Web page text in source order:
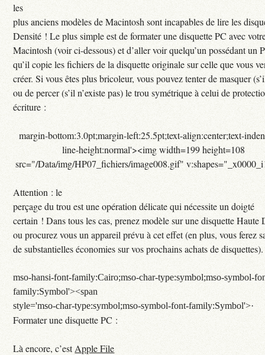
les
plus anciens modèles de Macintosh sont incapables de lire les
Densité ! Le plus simple est de formater une disquette PC avec
Macintosh (voir ci-dessous) et d’aller voir quelqu’un possédant un
qu’il copie les fichiers de la disquette originale sur celle que vous
créer. Si vous êtes plus bricoleur, vous pouvez tenter de masquer
ou de percer (s’il n’existe pas) le trou symétrique à celui de
écriture :
margin-bottom:3.0pt;margin-left:25.5pt;text-align:center;text-
line-height:normal'><img width=199 height=108
src="/Data/img/HP07_fichiers/image008.gif"
Attention : le
perçage du trou est une opération délicate qui nécessite un doigté
certain ! Dans tous les cas, prenez modèle sur une disquette Haute
ou procurez vous un appareil prévu à cet effet (en plus, vous ferez
de substantielles économies sur vos prochains achats de disquettes).
mso-hansi-font-family:Cairo;mso-char-type:symbol;mso-symbol-
family:Symbol'><span
style='mso-char-type:symbol;mso-symbol-font-family:Symbol'>·
Formater une disquette PC :
Là encore, c’estApple File